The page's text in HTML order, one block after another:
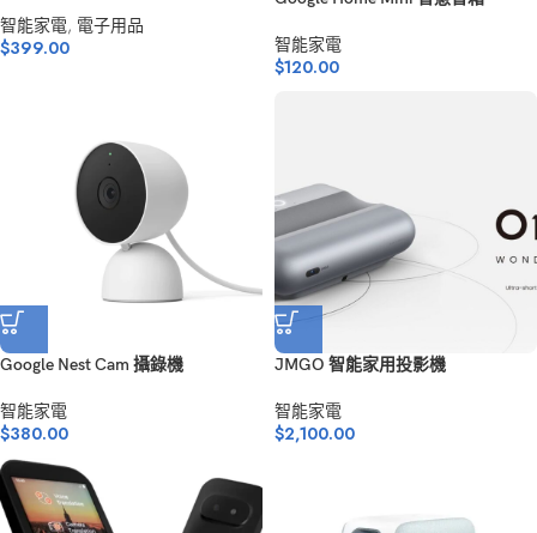
智能家電, 電子用品
$399.00
智能家電
$120.00
Google Nest Cam 攝錄機
智能家電
$380.00
JMGO 智能家用投影機
智能家電
$2,100.00